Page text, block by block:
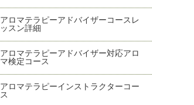
アロマテラピーアドバイザーコースレ
ッスン詳細
アロマテラピーアドバイザー対応アロ
マ検定コース
アロマテラピーインストラクターコー
ス